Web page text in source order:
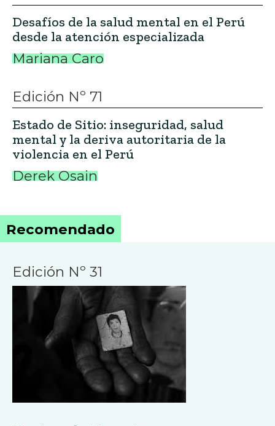
Desafíos de la salud mental en el Perú
desde la atención especializada
Mariana Caro
Edición Nº 71
Estado de Sitio: inseguridad, salud
mental y la deriva autoritaria de la
violencia en el Perú
Derek Osain
Recomendado
Edición Nº 31